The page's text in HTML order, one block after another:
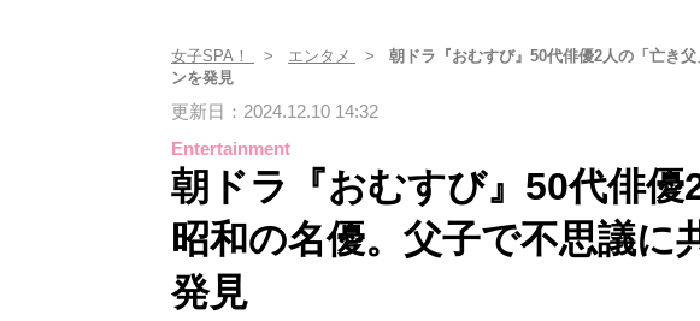
女子SPA！ エンタメ
朝ドラ『おむすび』50代俳優2人の「亡き
ンを発見
更新日：2024.12.10 14:32
Entertainment
朝ドラ『おむすび』50代俳優
昭和の名優。父子で不思議に
発見